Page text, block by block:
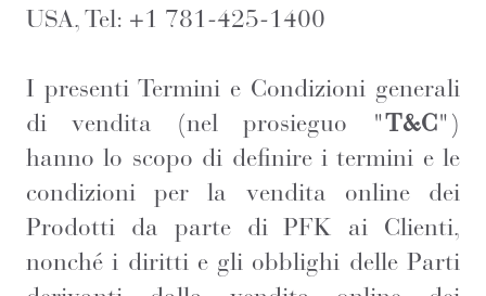
USA, Tel: +1 781-425-1400
I presenti Termini e Condizioni generali
di vendita (nel prosieguo "T&C")
hanno lo scopo di definire i termini e le
condizioni per la vendita online dei
Prodotti da parte di PFK ai Clienti,
nonché i diritti e gli obblighi delle Parti